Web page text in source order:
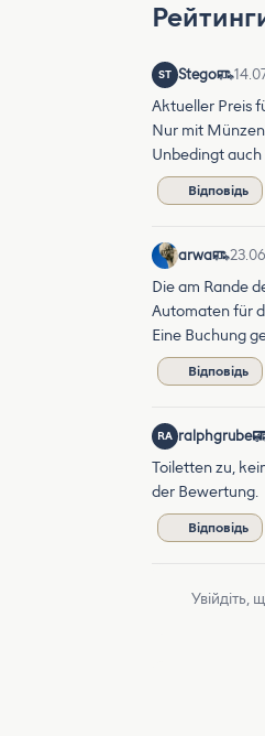
ST Stego
Aktueller Preis
Nur mit
Unbedingt
Відповідь
arwa
Die am Rande
Automaten für
Eine Buchung
Відповідь
RA ralphgrube
Toiletten zu,
der Bewertung.
Відповідь